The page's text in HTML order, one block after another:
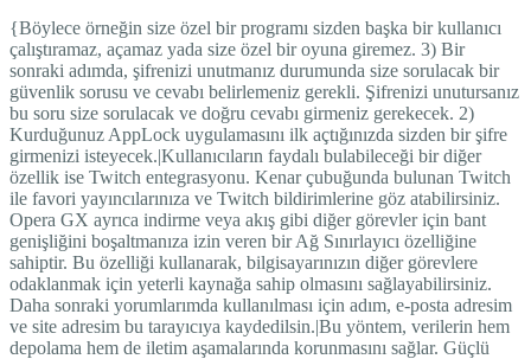
{Böylece örneğin size özel bir programı sizden başka bir kullanıcı
çalıştıramaz, açamaz yada size özel bir oyuna giremez. 3) Bir
sonraki adımda, şifrenizi unutmanız durumunda size sorulacak bir
güvenlik sorusu ve cevabı belirlemeniz gerekli. Şifrenizi unutursanız
bu soru size sorulacak ve doğru cevabı girmeniz gerekecek. 2)
Kurduğunuz AppLock uygulamasını ilk açtığınızda sizden bir şifre
girmenizi isteyecek.|Kullanıcıların faydalı bulabileceği bir diğer
özellik ise Twitch entegrasyonu. Kenar çubuğunda bulunan Twitch
ile favori yayıncılarınıza ve Twitch bildirimlerine göz atabilirsiniz.
Opera GX ayrıca indirme veya akış gibi diğer görevler için bant
genişliğini boşaltmanıza izin veren bir Ağ Sınırlayıcı özelliğine
sahiptir. Bu özelliği kullanarak, bilgisayarınızın diğer görevlere
odaklanmak için yeterli kaynağa sahip olmasını sağlayabilirsiniz.
Daha sonraki yorumlarımda kullanılması için adım, e-posta adresim
ve site adresim bu tarayıcıya kaydedilsin.|Bu yöntem, verilerin hem
depolama hem de iletim aşamalarında korunmasını sağlar. Güçlü